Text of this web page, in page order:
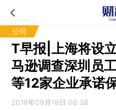
公司
T早报|上海将设
马逊调查深圳员
等12家企业承诺
2018年09月18日 08:38